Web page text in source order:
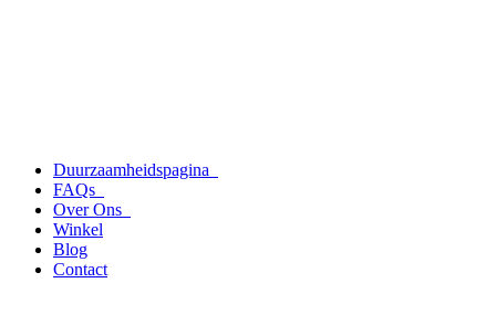
Duurzaamheidspagina
FAQs
Over Ons
Winkel
Blog
Contact